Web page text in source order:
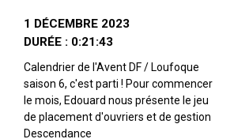
1 DÉCEMBRE 2023
DURÉE : 0:21:43
Calendrier de l'Avent DF / Loufoque
saison 6, c'est parti ! Pour commencer
le mois, Edouard nous présente le jeu
de placement d'ouvriers et de gestion
Descendance